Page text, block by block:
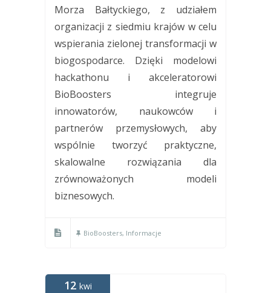
Morza Bałtyckiego, z udziałem
organizacji z siedmiu krajów w celu
wspierania zielonej transformacji w
biogospodarce. Dzięki modelowi
hackathonu i akceleratorowi
BioBoosters integruje
innowatorów, naukowców i
partnerów przemysłowych, aby
wspólnie tworzyć praktyczne,
skalowalne rozwiązania dla
zrównoważonych modeli
biznesowych.
BioBoosters, Informacje
12 kwi